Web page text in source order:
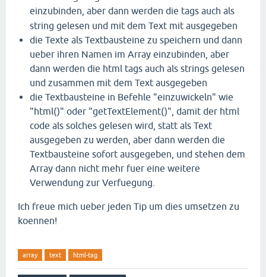
einzubinden, aber dann werden die tags auch als
string gelesen und mit dem Text mit ausgegeben
die Texte als Textbausteine zu speichern und dann
ueber ihren Namen im Array einzubinden, aber
dann werden die html tags auch als strings gelesen
und zusammen mit dem Text ausgegeben
die Textbausteine in Befehle "einzuwickeln" wie
"html()" oder "getTextElement()", damit der html
code als solches gelesen wird, statt als Text
ausgegeben zu werden, aber dann werden die
Textbausteine sofort ausgegeben, und stehen dem
Array dann nicht mehr fuer eine weitere
Verwendung zur Verfuegung.
Ich freue mich ueber jeden Tip um dies umsetzen zu
koennen!
array text html-tag